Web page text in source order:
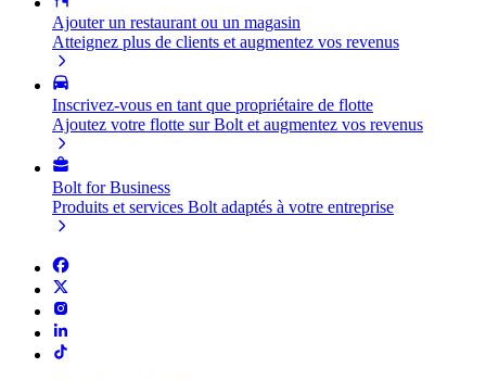
Ajouter un restaurant ou un magasin
Atteignez plus de clients et augmentez vos revenus
Inscrivez-vous en tant que propriétaire de flotte
Ajoutez votre flotte sur Bolt et augmentez vos revenus
Bolt for Business
Produits et services Bolt adaptés à votre entreprise